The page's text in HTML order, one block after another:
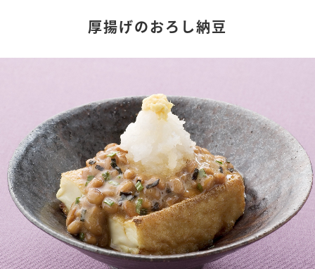
酢 調味酢
お酢ドリンク ぽん酢
みりん風・料理酒 鍋用調味料
新商品一覧
キャンペーン情報
ブランド・スペシャルサイト
ブランド・スペシャルサイト トップ
商品ブランドサイト
Fibee（ファイビー）
企業情報
厚揚げのおろし納豆